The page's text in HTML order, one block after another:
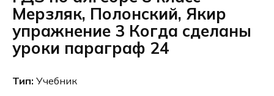
Мерзляк, Полонский, Якир
упражнение 3 Когда сделаны
уроки параграф 24
Тип: Учебник